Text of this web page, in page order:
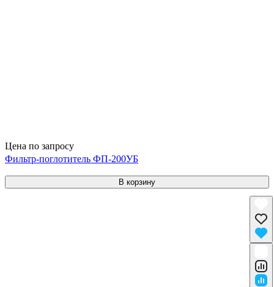
Цена по запросу
Фильтр-поглотитель ФП-200УБ
В корзину